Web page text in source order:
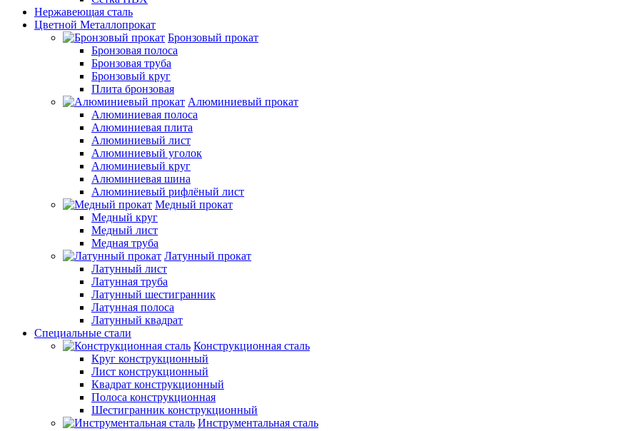
Нержавеющая сталь
Цветной Металлопрокат
Бронзовый прокат
Бронзовая полоса
Бронзовая труба
Бронзовый круг
Плита бронзовая
Алюминиевый прокат
Алюминиевая полоса
Алюминиевая плита
Алюминиевый лист
Алюминиевый уголок
Алюминиевый круг
Алюминиевая шина
Алюминиевый рифлёный лист
Медный прокат
Медный круг
Медный лист
Медная труба
Латунный прокат
Латунный лист
Латунная труба
Латунный шестигранник
Латунная полоса
Латунный квадрат
Специальные стали
Конструкционная сталь
Круг конструкционный
Лист конструкционный
Квадрат конструкционный
Полоса конструкционная
Шестигранник конструкционный
Инструментальная сталь